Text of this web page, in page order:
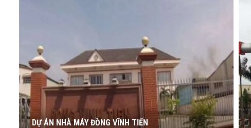
DỰ ÁN NHÀ MÁY ĐỒNG VĨNH TIẾN